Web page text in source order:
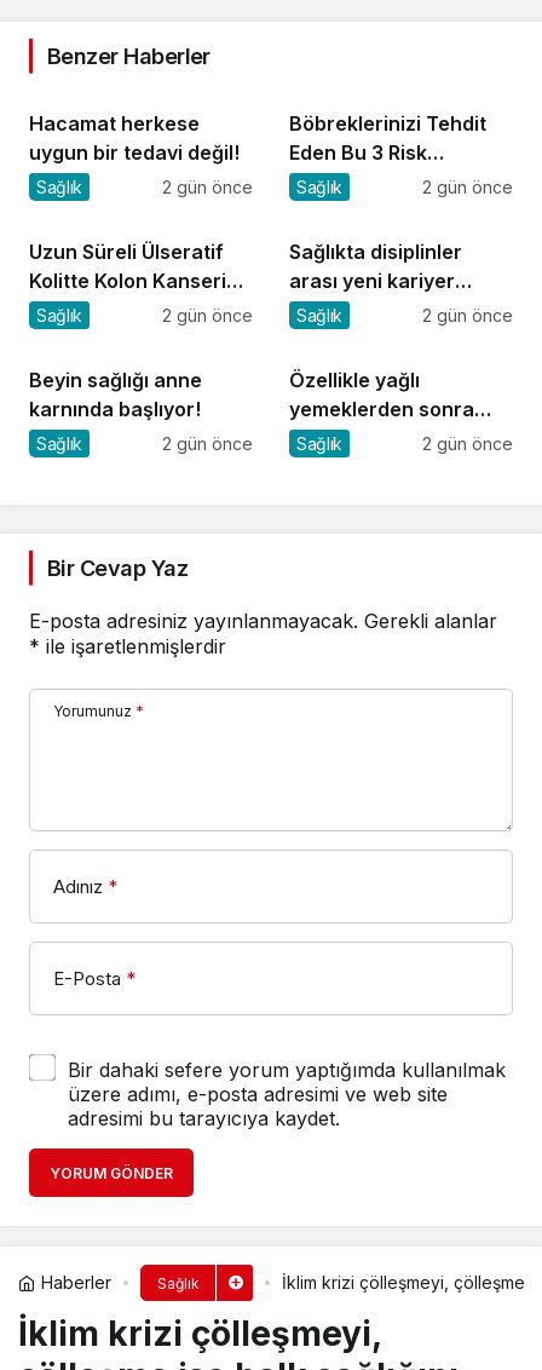
Benzer Haberler
Hacamat herkese
uygun bir tedavi değil!
Sağlık 2 gün önce
Böbreklerinizi Tehdit
Eden Bu 3 Risk
Faktörüne Dikkat!
Sağlık 2 gün önce
Uzun Süreli Ülseratif
Kolitte Kolon Kanseri
Riski Artıyor mu?
Sağlık 2 gün önce
Sağlıkta disiplinler
arası yeni kariyer
dönemi
Sağlık 2 gün önce
Beyin sağlığı anne
karnında başlıyor!
Sağlık 2 gün önce
Özellikle yağlı
yemeklerden sonra
başlıyorsa, gecikmeyin
Sağlık 2 gün önce
Bir Cevap Yaz
E-posta adresiniz yayınlanmayacak. Gerekli alanlar
* ile işaretlenmişlerdir
Yorumunuz *
Adınız *
E-Posta *
Bir dahaki sefere yorum yaptığımda kullanılmak
üzere adımı, e-posta adresimi ve web site
adresimi bu tarayıcıya kaydet.
YORUM GÖNDER
Haberler Sağlık İklim krizi çölleşmeyi, çölleşme
İklim krizi çölleşmeyi,